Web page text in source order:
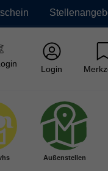
Login
Außenstellen